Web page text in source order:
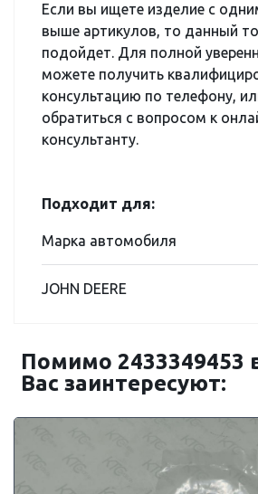
Если вы ищете изделие с
выше артикулов, то данный
подойдет. Для полной
можете получить
консультацию по телефону,
обратиться с вопросом к
консультанту.
Подходит для:
Марка автомобиля
JOHN DEERE
Помимо 2433349453
Вас заинтересуют: